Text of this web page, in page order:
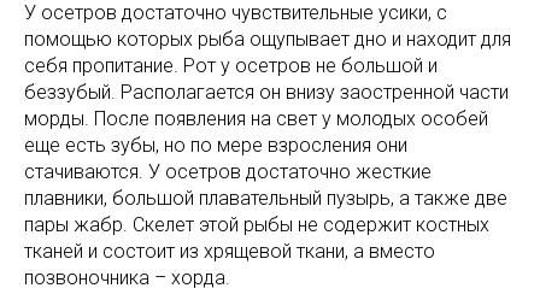
У осетров достаточно чувствительные усики, с
помощью которых рыба ощупывает дно и находит для
себя пропитание. Рот у осетров не большой и
беззубый. Располагается он внизу заостренной части
морды. После появления на свет у молодых особей
еще есть зубы, но по мере взросления они
стачиваются. У осетров достаточно жесткие
плавники, большой плавательный пузырь, а также две
пары жабр. Скелет этой рыбы не содержит костных
тканей и состоит из хрящевой ткани, а вместо
позвоночника – хорда.